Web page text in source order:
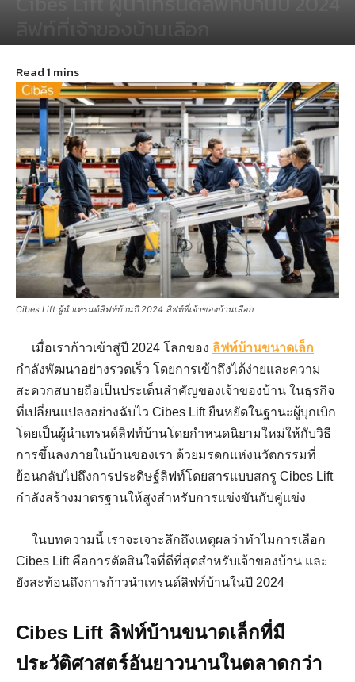
ลิฟท์ที่เจ้าของบ้านเลือก
Cibes Lift ผู้นำเทรนด์ลิฟท์บ้านปี 2024 ลิฟท์ที่เจ้าของบ้านเลือก
เมื่อเราก้าวเข้าสู่ปี 2024 โลกของ ลิฟท์บ้านขนาดเล็ก
กำลังพัฒนาอย่างรวดเร็ว โดยการเข้าถึงได้ง่ายและความ
สะดวกสบายถือเป็นประเด็นสำคัญของเจ้าของบ้าน ในธุรกิจ
ที่เปลี่ยนแปลงอย่างฉับไว Cibes Lift ยืนหยัดในฐานะผู้บุกเบิก
โดยเป็นผู้นำเทรนด์ลิฟท์บ้านโดยกำหนดนิยามใหม่ให้กับวิธี
การขึ้นลงภายในบ้านของเรา ด้วยมรดกแห่งนวัตกรรมที่
ย้อนกลับไปถึงการประดิษฐ์ลิฟท์โดยสารแบบสกรู Cibes Lift
กำลังสร้างมาตรฐานให้สูงสำหรับการแข่งขันกับคู่แข่ง
ในบทความนี้ เราจะเจาะลึกถึงเหตุผลว่าทำไมการเลือก
Cibes Lift คือการตัดสินใจที่ดีที่สุดสำหรับเจ้าของบ้าน และ
ยังสะท้อนถึงการก้าวนำเทรนด์ลิฟท์บ้านในปี 2024
Cibes Lift ลิฟท์บ้านขนาดเล็กที่มี
ประวัติศาสตร์อันยาวนานในตลาดกว่า